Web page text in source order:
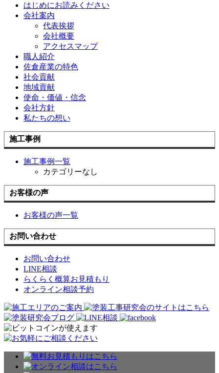
はじめにお読みください
会社案内
代表挨拶
会社概要
アクセスマップ
職人紹介
佐倉産業の特色
社会貢献
地域貢献
使命・価値・信念
会社方針
私たちの想い
施工事例
施工事例一覧
カテゴリーなし
お客様の声
お客様の声一覧
お問い合わせ
お問い合わせ
LINE相談
らくらく概算お見積もり
オンライン相談予約